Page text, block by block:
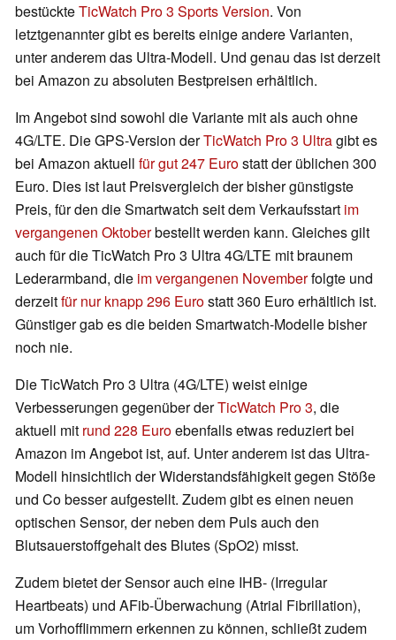
bestückteTicWatch Pro 3 Sports Version. Von
letztgenannter gibt es bereits einige andere Varianten,
unter anderem das Ultra-Modell. Und genau das ist derzeit
bei Amazon zu absoluten Bestpreisen erhältlich.
Im Angebot sind sowohl die Variante mit als auch ohne
4G/LTE. Die GPS-Version derTicWatch Pro 3 Ultragibt es
bei Amazon aktuell für gut 247 Eurostatt der üblichen 300
Euro. Dies ist laut Preisvergleich der bisher günstigste
Preis, für den die Smartwatch seit dem Verkaufsstart im
vergangenen Oktoberbestellt werden kann. Gleiches gilt
auch für die TicWatch Pro 3 Ultra 4G/LTE mit braunem
Lederarmband, die im vergangenen Novemberfolgte und
derzeitfür nur knapp 296 Eurostatt 360 Euro erhältlich ist.
Günstiger gab es die beiden Smartwatch-Modelle bisher
noch nie.
Die TicWatch Pro 3 Ultra (4G/LTE) weist einige
Verbesserungen gegenüber derTicWatch Pro 3, die
aktuell mit rund 228 Euroebenfalls etwas reduziert bei
Amazon im Angebot ist, auf. Unter anderem ist das Ultra-
Modell hinsichtlich der Widerstandsfähigkeit gegen Stöße
und Co besser aufgestellt. Zudem gibt es einen neuen
optischen Sensor, der neben dem Puls auch den
Blutsauerstoffgehalt des Blutes (SpO2) misst.
Zudem bietet der Sensor auch eine IHB- (Irregular
Heartbeats) und AFib-Überwachung (Atrial Fibrillation),
um Vorhofflimmern erkennen zu können, schließt zudem